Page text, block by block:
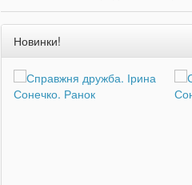
Новинки!